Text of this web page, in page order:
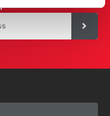
for our newsletter